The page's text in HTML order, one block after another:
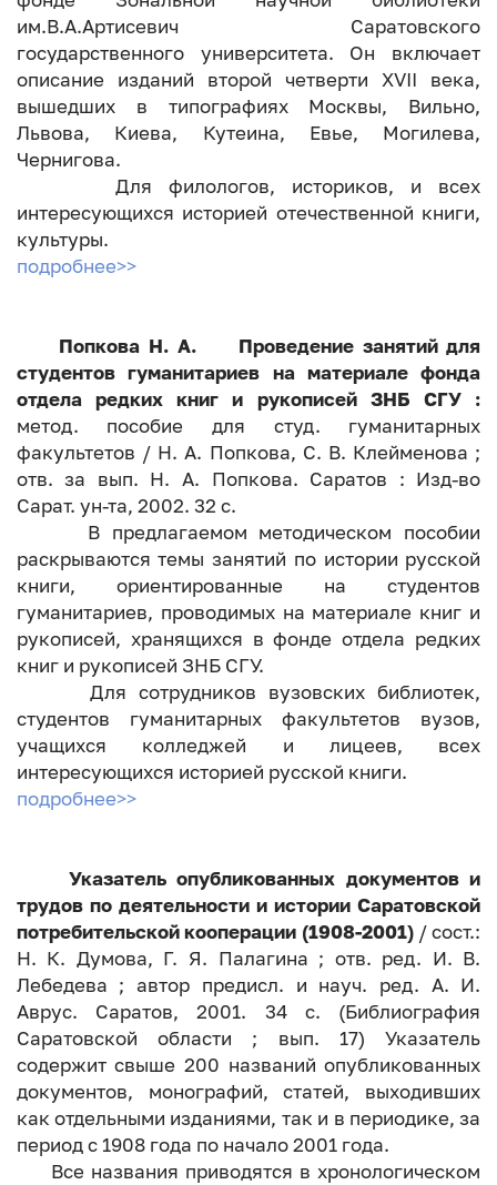
им.В.А.Артисевич Саратовского
государственного университета. Он включает
описание изданий второй четверти XVII века,
вышедших в типографиях Москвы, Вильно,
Львова, Киева, Кутеина, Евье, Могилева,
Чернигова.
Для филологов, историков, и всех
интересующихся историей отечественной книги,
культуры.
подробнее>>
Попкова Н. А. Проведение занятий для
студентов гуманитариев на материале фонда
отдела редких книг и рукописей ЗНБ СГУ :
метод. пособие для студ. гуманитарных
факультетов / Н. А. Попкова, С. В. Клейменова ;
отв. за вып. Н. А. Попкова. Саратов : Изд-во
Сарат. ун-та, 2002. 32 с.
В предлагаемом методическом пособии
раскрываются темы занятий по истории русской
книги, ориентированные на студентов
гуманитариев, проводимых на материале книг и
рукописей, хранящихся в фонде отдела редких
книг и рукописей ЗНБ СГУ.
Для сотрудников вузовских библиотек,
студентов гуманитарных факультетов вузов,
учащихся колледжей и лицеев, всех
интересующихся историей русской книги.
подробнее>>
Указатель опубликованных документов и
трудов по деятельности и истории Саратовской
потребительской кооперации (1908-2001) / сост.:
Н. К. Думова, Г. Я. Палагина ; отв. ред. И. В.
Лебедева ; автор предисл. и науч. ред. А. И.
Аврус. Саратов, 2001. 34 с. (Библиография
Саратовской области ; вып. 17) Указатель
содержит свыше 200 названий опубликованных
документов, монографий, статей, выходивших
как отдельными изданиями, так и в периодике, за
период с 1908 года по начало 2001 года.
Все названия приводятся в хронологическом